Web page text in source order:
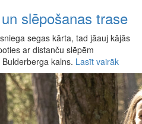
slēpošanas trase
segas kārta, tad jāauj kājās
ar distanču slēpēm
kalns. Lasīt vairāk